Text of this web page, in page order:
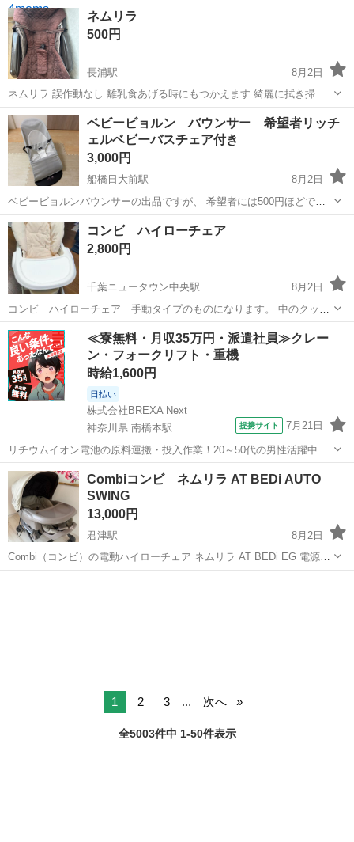
名・商品名◆ フォーマムズ (4moms) 自動バウンサー 色々な音が流せ
て好みの動きに設定可能です ◆商品説明◆ 外箱なし 【対象使用期
間】 新生児...
千葉 市原市 五井駅
ネムリラ
500円
長浦駅
8月2日
ネムリラ 誤作動なし 離乳食あげる時にもつかえます 綺麗に拭き掃除
して洗濯してからお渡しします
千葉 袖ケ浦市 長浦駅 ベビー用品
ベビービョルン バウンサー 希望者リッチ
ェルベビーバスチェア付き
3,000円
船橋日大前駅
8月2日
ベビービョルンバウンサーの出品ですが、 希望者には500円ほどで出
品予定のリッチェルベビーバスを無料でお譲りします！ 引越し予定の
ため早めにお譲りしたくお気軽にお問い合わせ頂けますと幸いです！
2〜3度使用された中古品を...
千葉 船橋市 船橋日大前駅
コンビ ハイローチェア
2,800円
千葉ニュータウン中央駅
8月2日
コンビ ハイローチェア 手動タイプのものになります。 中のクッシ
ョンは洗濯済みですので比較的綺麗だと思われます。 お渡しの際再度
アルコールで消毒します。
千葉 印西市 千葉ニュータウン中央駅 ベビー用品
≪寮無料・月収35万円・派遣社員≫クレー
ン・フォークリフト・重機
時給1,600円
日払い
株式会社BREXA Next
神奈川県 南橋本駅
提携サイト 7月21日
リチウムイオン電池の原料運搬・投入作業！20～50代の男性活躍中★
ワンルーム寮完備！赴任旅費会社負担！年間休日130日★フォークリフ
ト免許お持ちの方、活躍中！就業先食堂利用可★《神奈川県相模原
市》 人気の工場のお仕事 ◇電...
神奈川 相模原市 その他
Combiコンビ ネムリラ AT BEDi AUTO
SWING
13,000円
君津駅
8月2日
Combi（コンビ）の電動ハイローチェア ネムリラ AT BEDi EG 電源コ
ード付き オートスイングの動作確認済み 【商品説明】 電動オートス
1 2 3 ... 次へ
全5003件中 1-50件表示